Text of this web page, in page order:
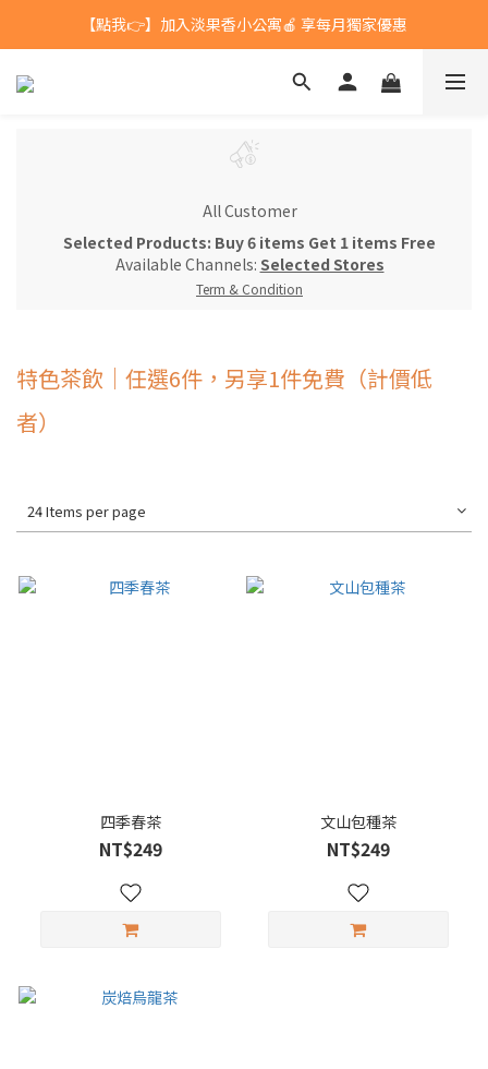
台灣$1200 免運 / 港澳 $5000 免運
【點我👉】加入淡果香小公寓🍎 享每月獨家優惠
台灣$1200 免運 / 港澳 $5000 免運
All Customer
Selected Products: Buy 6 items Get 1 items Free
Available Channels: Selected Stores
Term & Condition
特色茶飲｜任選6件，另享1件免費（計價低
者）
24 Items per page
四季春茶
NT$249
文山包種茶
NT$249